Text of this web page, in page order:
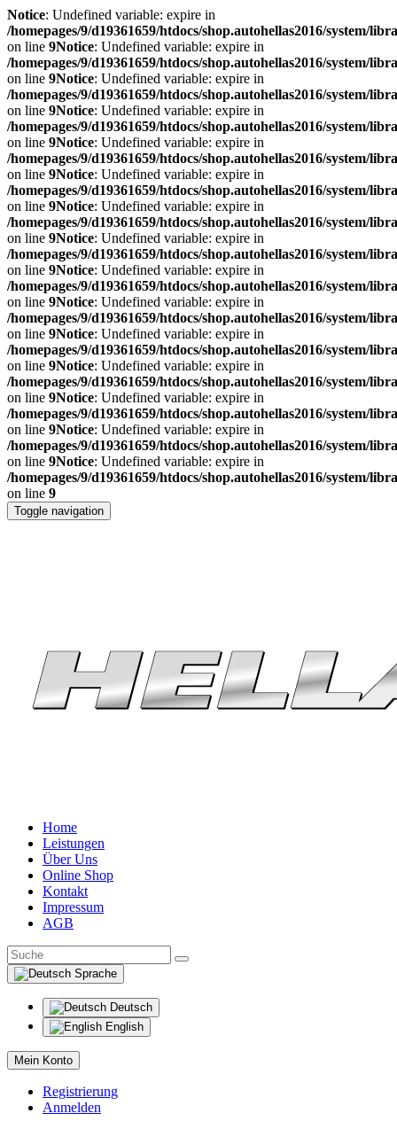
Notice: Undefined variable: expire in
/homepages/9/d19361659/htdocs/shop.autohellas2016/system/
on line 9Notice: Undefined variable: expire in
/homepages/9/d19361659/htdocs/shop.autohellas2016/system/
on line 9Notice: Undefined variable: expire in
/homepages/9/d19361659/htdocs/shop.autohellas2016/system/
on line 9Notice: Undefined variable: expire in
/homepages/9/d19361659/htdocs/shop.autohellas2016/system/
on line 9Notice: Undefined variable: expire in
/homepages/9/d19361659/htdocs/shop.autohellas2016/system/
on line 9Notice: Undefined variable: expire in
/homepages/9/d19361659/htdocs/shop.autohellas2016/system/
on line 9Notice: Undefined variable: expire in
/homepages/9/d19361659/htdocs/shop.autohellas2016/system/
on line 9Notice: Undefined variable: expire in
/homepages/9/d19361659/htdocs/shop.autohellas2016/system/
on line 9Notice: Undefined variable: expire in
/homepages/9/d19361659/htdocs/shop.autohellas2016/system/
on line 9Notice: Undefined variable: expire in
/homepages/9/d19361659/htdocs/shop.autohellas2016/system/
on line 9Notice: Undefined variable: expire in
/homepages/9/d19361659/htdocs/shop.autohellas2016/system/
on line 9Notice: Undefined variable: expire in
/homepages/9/d19361659/htdocs/shop.autohellas2016/system/
on line 9Notice: Undefined variable: expire in
/homepages/9/d19361659/htdocs/shop.autohellas2016/system/
on line 9Notice: Undefined variable: expire in
/homepages/9/d19361659/htdocs/shop.autohellas2016/system/
on line 9Notice: Undefined variable: expire in
/homepages/9/d19361659/htdocs/shop.autohellas2016/system/
on line 9
Toggle navigation
Home
Leistungen
Über Uns
Online Shop
Kontakt
Impressum
AGB
Sprache
Deutsch
English
Mein Konto
Registrierung
Anmelden